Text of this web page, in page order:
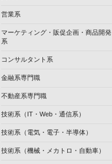
営業系
マーケティング・販促企画・商品開発
系
コンサルタント系
金融系専門職
不動産系専門職
技術系（IT・Web・通信系）
技術系（電気・電子・半導体）
技術系（機械・メカトロ・自動車）